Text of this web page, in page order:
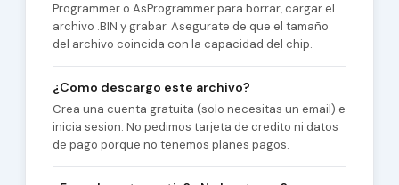
Programmer o AsProgrammer para borrar, cargar el
archivo .BIN y grabar. Asegurate de que el tamaño
del archivo coincida con la capacidad del chip.
¿Como descargo este archivo?
Crea una cuenta gratuita (solo necesitas un email) e
inicia sesion. No pedimos tarjeta de credito ni datos
de pago porque no tenemos planes pagos.